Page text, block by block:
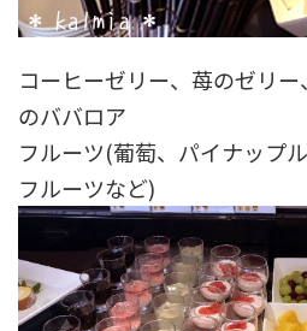
コーヒーゼリー、苺のゼリ
のババロア
フルーツ(葡萄、パイナップ
フルーツなど)